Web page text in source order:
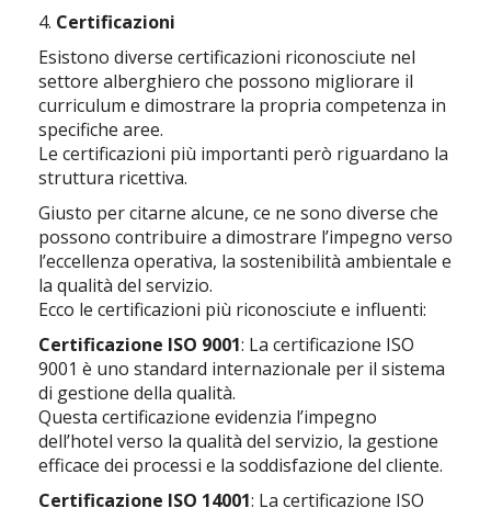
4. Certificazioni
Esistono diverse certificazioni riconosciute nel
settore alberghiero che possono migliorare il
curriculum e dimostrare la propria competenza in
specifiche aree.
Le certificazioni più importanti però riguardano la
struttura ricettiva.
Giusto per citarne alcune, ce ne sono diverse che
possono contribuire a dimostrare l’impegno verso
l’eccellenza operativa, la sostenibilità ambientale e
la qualità del servizio.
Ecco le certificazioni più riconosciute e influenti:
Certificazione ISO 9001: La certificazione ISO
9001 è uno standard internazionale per il sistema
di gestione della qualità.
Questa certificazione evidenzia l’impegno
dell’hotel verso la qualità del servizio, la gestione
efficace dei processi e la soddisfazione del cliente.
Certificazione ISO 14001: La certificazione ISO